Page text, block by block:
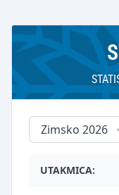
UTAKMICA: